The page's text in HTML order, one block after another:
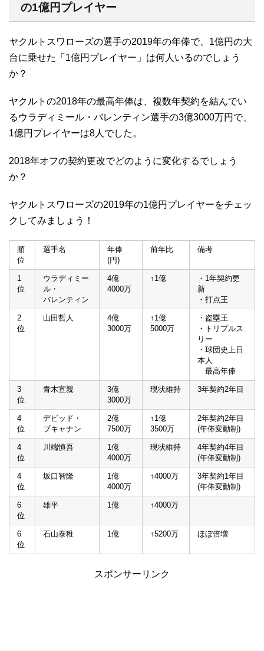
の1億円プレイヤー
ヤクルトスワローズの選手の2019年の年俸で、1億円の大
台に乗せた「1億円プレイヤー」は何人いるのでしょう
か？
ヤクルトの2018年の最高年俸は、複数年契約を結んでい
るウラディミール・バレンティン選手の3億3000万円で、
1億円プレイヤーは8人でした。
2018年オフの契約更改でどのように変化するでしょう
か？
ヤクルトスワローズの2019年の1億円プレイヤーをチェッ
クしてみましょう！
順
位
選手名
年俸
(円)
前年比 備考
1
位
ウラディミー
ル・
バレンティン
4億
4000万
↑1億
・1年契約更
新
・打点王
2
位
山田哲人
4億
3000万
↑1億
5000万
・盗塁王
・トリプルス
リー
・球団史上日
本人
最高年俸
3
位
青木宣親
3億
3000万
現状維持 3年契約2年目
4
位
デビッド・
ブキャナン
2億
7500万
↑1億
3500万
2年契約2年目
(年俸変動制)
4
位
川端慎吾
1億
4000万
現状維持
4年契約4年目
(年俸変動制)
4
位
坂口智隆
1億
4000万
↑4000万
3年契約1年目
(年俸変動制)
6
位
雄平 1億 ↑4000万
6
位
石山泰稚 1億 ↑5200万 ほぼ倍増
スポンサーリンク